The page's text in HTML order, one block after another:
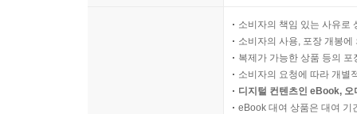
소비자의 책임 있는 사유로
소비자의 사용, 포장 개봉
복제가 가능한 상품 등의
소비자의 요청에 따라 개별
디지털 컨텐츠인 eBook,
eBook 대여 상품은 대여 기